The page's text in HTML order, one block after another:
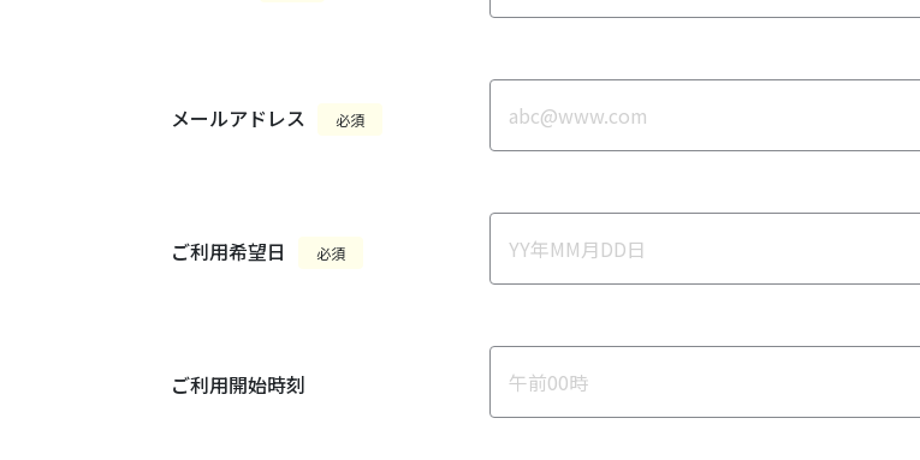
メールアドレス 必須
ご利用希望日 必須
ご利用開始時刻